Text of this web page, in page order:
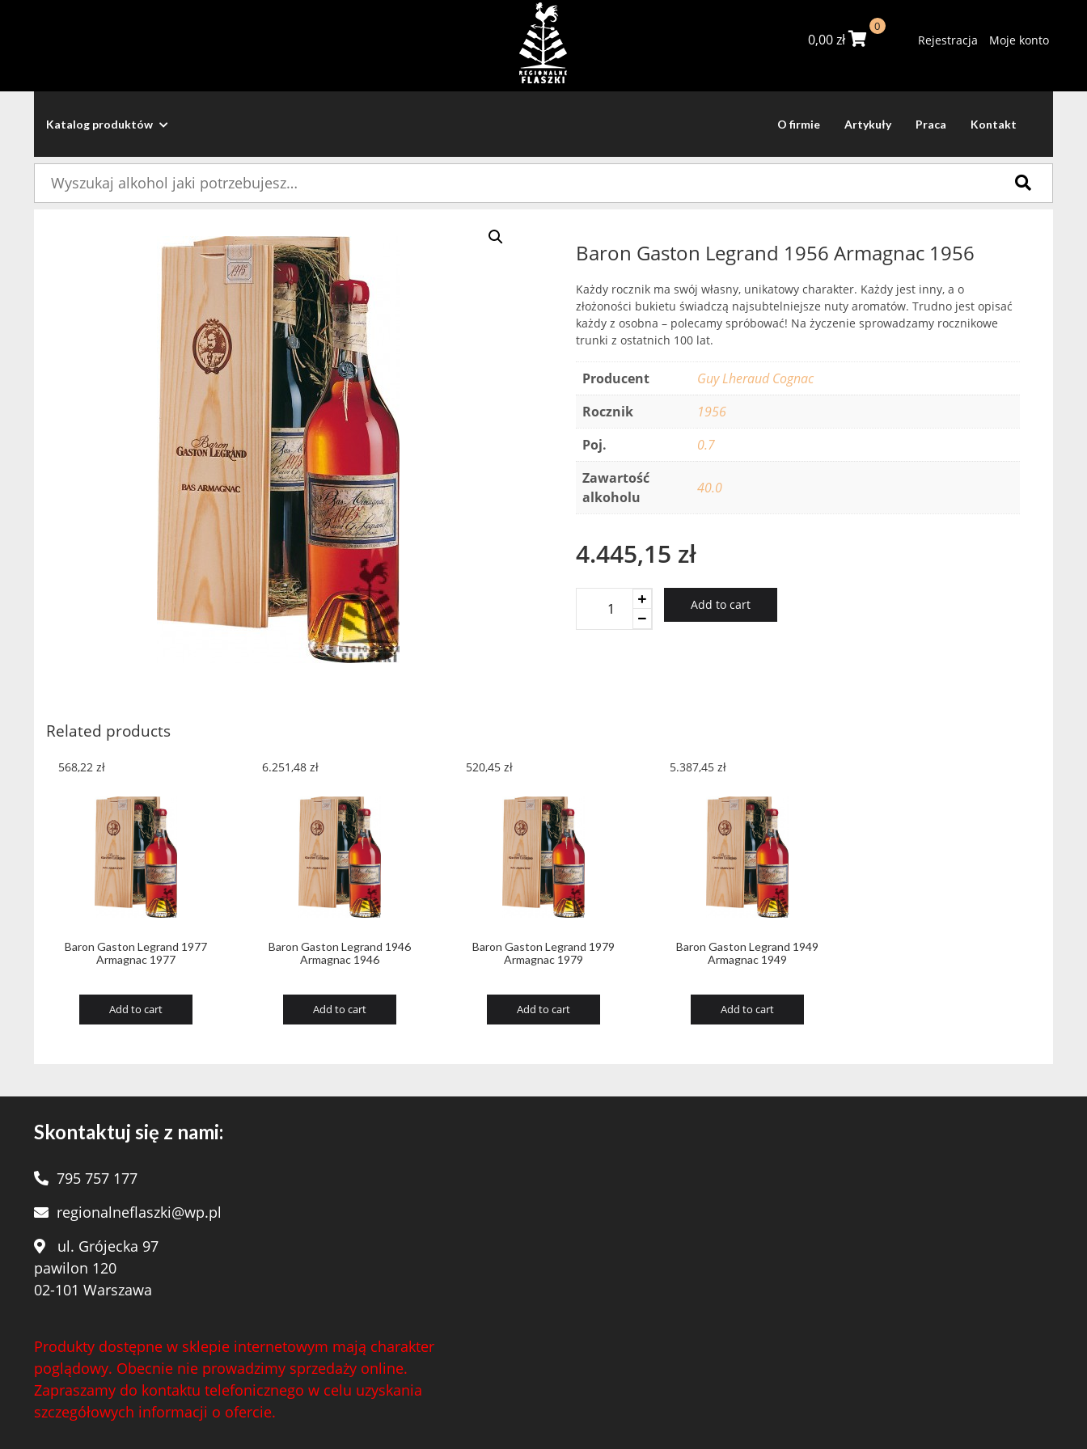
0,00zł
0
Rejestracja Moje konto
Katalog produktów O firmie Artykuły Praca Kontakt
Baron Gaston Legrand 1956 Armagnac 1956
Każdy rocznik ma swój własny, unikatowy charakter. Każdy jest inny, a o
złożoności bukietu świadczą najsubtelniejsze nuty aromatów. Trudno jest opisać
każdy z osobna – polecamy spróbować! Na życzenie sprowadzamy rocznikowe
trunki z ostatnich 100 lat.
Producent
Guy Lheraud Cognac
Rocznik
1956
Poj.
0.7
Zawartość
alkoholu
40.0
4.445,15 zł
Gaston
Add to cart
Related products
Baron Gaston Legrand 1977
Armagnac 1977
568,22 zł
Add to cart
Baron Gaston Legrand 1946
Armagnac 1946
6.251,48 zł
Add to cart
Baron Gaston Legrand 1979
Armagnac 1979
520,45 zł
Add to cart
Baron Gaston Legrand 1949
Armagnac 1949
5.387,45 zł
Add to cart
Skontaktuj się z nami:
795 757 177
regionalneflaszki@wp.pl
ul. Grójecka 97
pawilon 120
02-101 Warszawa
Produkty dostępne w sklepie internetowym mają charakter
poglądowy. Obecnie nie prowadzimy sprzedaży online.
Zapraszamy do kontaktu telefonicznego w celu uzyskania
szczegółowych informacji o ofercie.